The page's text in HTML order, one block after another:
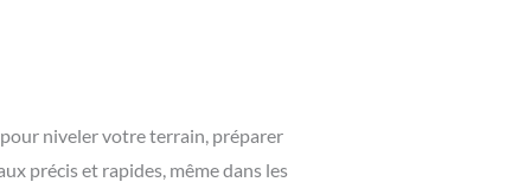
pour niveler votre terrain, préparer
précis et rapides, même dans les